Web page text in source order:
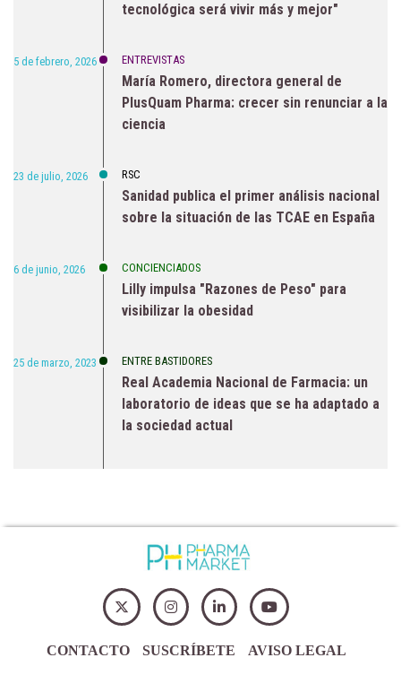
tecnológica será vivir más y mejor"
5 de febrero, 2026 ENTREVISTAS
María Romero, directora general de
PlusQuam Pharma: crecer sin renunciar a la
ciencia
23 de julio, 2026 RSC
Sanidad publica el primer análisis nacional
sobre la situación de las TCAE en España
6 de junio, 2026 CONCIENCIADOS
Lilly impulsa "Razones de Peso" para
visibilizar la obesidad
25 de marzo, 2023 ENTRE BASTIDORES
Real Academia Nacional de Farmacia: un
laboratorio de ideas que se ha adaptado a
la sociedad actual
CONTACTO SUSCRÍBETE AVISO LEGAL